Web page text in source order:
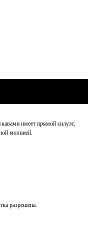
имеет прямой силуэт,
молнией.
разрешена.